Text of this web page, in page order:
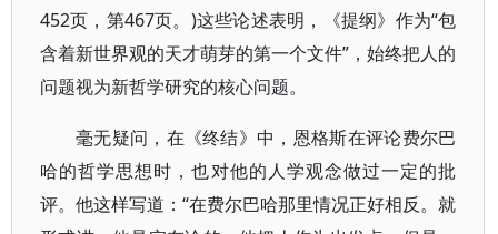
452页，第467页。)这些论述表明，《提纲》作为“包
含着新世界观的天才萌芽的第一个文件”，始终把人的
问题视为新哲学研究的核心问题。
毫无疑问，在《终结》中，恩格斯在评论费尔巴
哈的哲学思想时，也对他的人学观念做过一定的批
评。他这样写道：“在费尔巴哈那里情况正好相反。就